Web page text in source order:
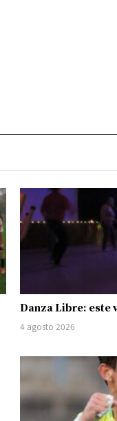
Danza Libre: este
4 agosto 2026